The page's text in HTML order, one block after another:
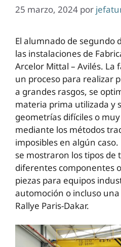
25 marzo, 2024 por
El alumnado de segundo
las instalaciones de
Arcelor Mittal – Avilés. La
un proceso para realizar
a grandes rasgos, se
materia prima utilizada y
geometrías difíciles o
mediante los métodos
imposibles en algún
se mostraron los tipos de
diferentes componentes
piezas para equipos
automoción o incluso
Rallye Paris-Dakar.